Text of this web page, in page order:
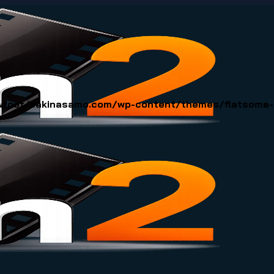
sakinasamo.com/wp-content/themes/